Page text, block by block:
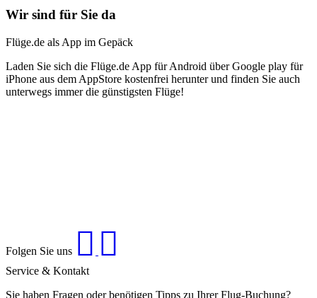
Wir sind für Sie da
Flüge.de als App im Gepäck
Laden Sie sich die Flüge.de App für Android über Google play für
iPhone aus dem AppStore kostenfrei herunter und finden Sie auch
unterwegs immer die günstigsten Flüge!
Folgen Sie uns
Service & Kontakt
Sie haben Fragen oder benötigen Tipps zu Ihrer Flug-Buchung?